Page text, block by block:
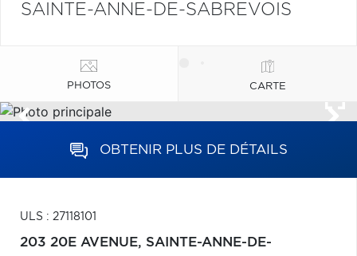
SAINTE-ANNE-DE-SABREVOIS
PHOTOS CARTE
OBTENIR PLUS DE DÉTAILS
ULS : 27118101
203 20E AVENUE, SAINTE-ANNE-DE-